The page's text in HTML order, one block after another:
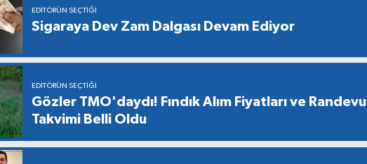
EDITÖRÜN SEÇTIĞI
Sigaraya Dev Zam Dalgası Devam Ediyor
EDITÖRÜN SEÇTIĞI
Gözler TMO'daydı! Fındık Alım Fiyatları ve Randevu
Takvimi Belli Oldu